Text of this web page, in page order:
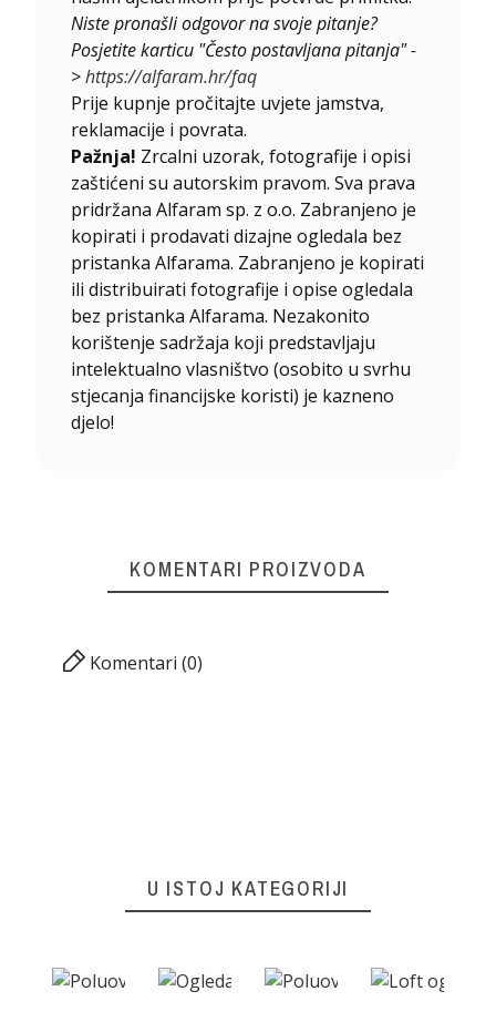
Niste pronašli odgovor na svoje pitanje?
Posjetite karticu "Često postavljana pitanja" -
>https://alfaram.hr/faq
Prije kupnje pročitajte uvjete jamstva,
reklamacije i povrata.
Pažnja! Zrcalni uzorak, fotografije i opisi
zaštićeni su autorskim pravom. Sva prava
pridržana Alfaram sp. z o.o. Zabranjeno je
kopirati i prodavati dizajne ogledala bez
pristanka Alfarama. Zabranjeno je kopirati
ili distribuirati fotografije i opise ogledala
bez pristanka Alfarama. Nezakonito
korištenje sadržaja koji predstavljaju
intelektualno vlasništvo (osobito u svrhu
stjecanja financijske koristi) je kazneno
djelo!
KOMENTARI PROIZVODA
Komentari (0)
U ISTOJ KATEGORIJI